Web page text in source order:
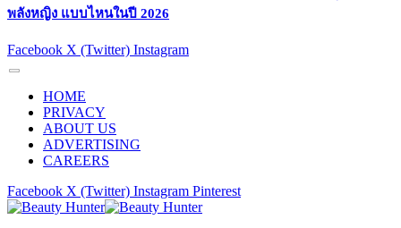
พลังหญิง แบบไหนในปี 2026
Facebook X (Twitter) Instagram
HOME
PRIVACY
ABOUT US
ADVERTISING
CAREERS
Facebook X (Twitter) Instagram Pinterest